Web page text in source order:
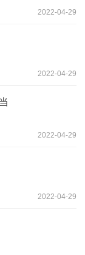
2022-04-29
2022-04-29
2022-04-29
2022-04-29